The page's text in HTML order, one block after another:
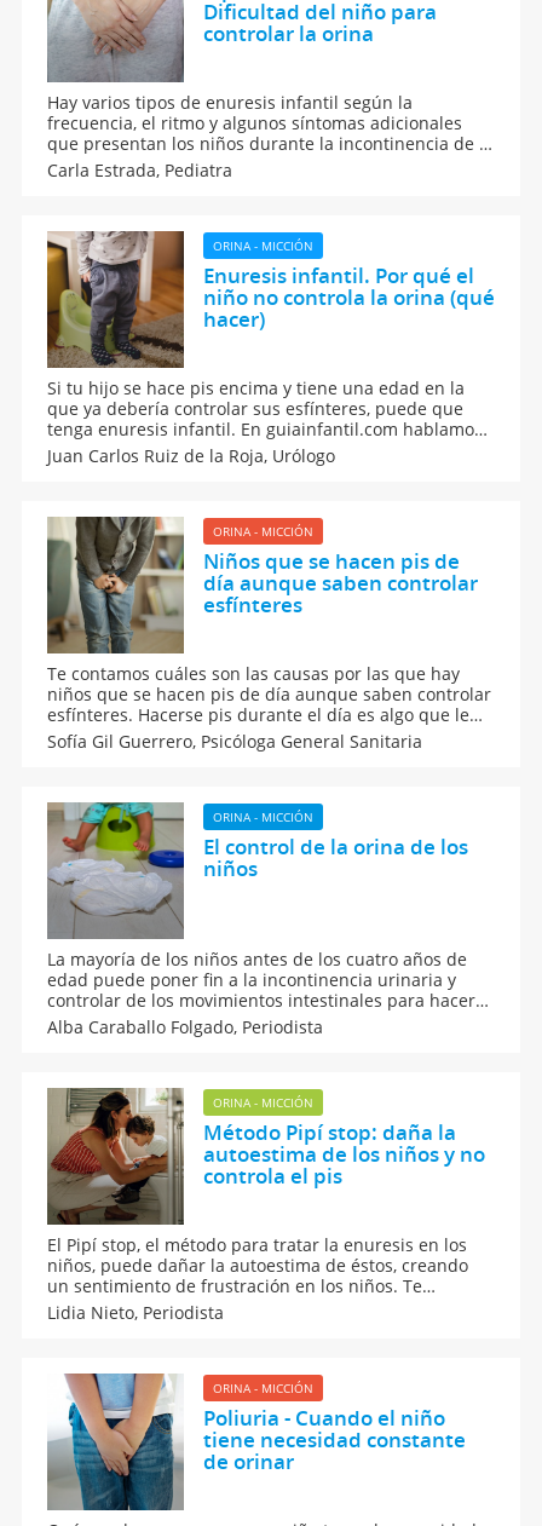
Dificultad del niño para
controlar la orina
Hay varios tipos de enuresis infantil según la
frecuencia, el ritmo y algunos síntomas adicionales
que presentan los niños durante la incontinencia de la
orina. Es aconsejable que los padres tengan esto claro
a la hora de llevar al niño a un especialista. Cuántos
el diagnóstico.
Carla Estrada, Pediatra
ORINA - MICCIÓN
Enuresis infantil. Por qué el
niño no controla la orina (qué
hacer)
Si tu hijo se hace pis encima y tiene una edad en la
que ya debería controlar sus esfínteres, puede que
tenga enuresis infantil. En guiainfantil.com hablamos
de la incontinencia urinaria en los niños y te contamos
las causas por las que los niños no controlar la orina y
¿Cuál es el tratamiento?
Juan Carlos Ruiz de la Roja, Urólogo
ORINA - MICCIÓN
Niños que se hacen pis de
día aunque saben controlar
esfínteres
Te contamos cuáles son las causas por las que hay
niños que se hacen pis de día aunque saben controlar
esfínteres. Hacerse pis durante el día es algo que le
ocurre a muchos niños que ya saben ir al váter a
orinar. Estas son las razones y las consecuencias de
Sofía Gil Guerrero, Psicóloga General Sanitaria
ORINA - MICCIÓN
El control de la orina de los
niños
La mayoría de los niños antes de los cuatro años de
edad puede poner fin a la incontinencia urinaria y
controlar de los movimientos intestinales para hacer
caca y de la orina para hacer pis. Te contamos los
tipos de problemas de control de orina en niños y
Alba Caraballo Folgado, Periodista
ORINA - MICCIÓN
Método Pipí stop: daña la
autoestima de los niños y no
controla el pis
El Pipí stop, el método para tratar la enuresis en los
niños, puede dañar la autoestima de éstos, creando
un sentimiento de frustración en los niños. Te
contamos en qué consiste y te presentamos
alternativas para que tu hijo controle el pis y deje de
Lidia Nieto, Periodista
ORINA - MICCIÓN
Poliuria - Cuando el niño
tiene necesidad constante
de orinar